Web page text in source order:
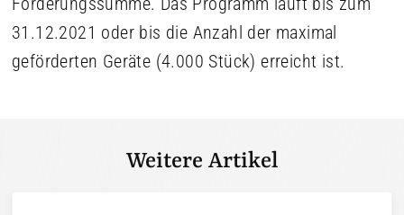
31.12.2021 oder bis die Anzahl der maximal
geförderten Geräte (4.000 Stück) erreicht ist.
Weitere Artikel